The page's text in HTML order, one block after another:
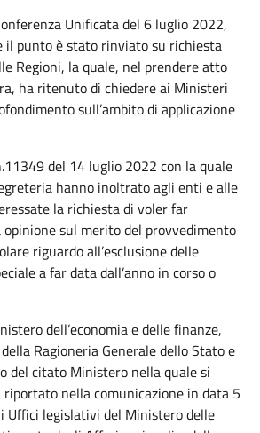
Unificata del 6 luglio 2022,
il punto è stato rinviato su richiesta
Regioni, la quale, nel prendere atto
ha ritenuto di chiedere ai Ministeri
sull’ambito di applicazione
del 14 luglio 2022 con la quale
hanno inoltrato agli enti e alle
la richiesta di voler far
opinione sul merito del provvedimento
riguardo all’esclusione delle
a far data dall’anno in corso o
dell’economia e delle finanze,
Ragioneria Generale dello Stato e
del citato Ministero nella quale si
riportato nella comunicazione in data 5
Uffici legislativi del Ministero delle